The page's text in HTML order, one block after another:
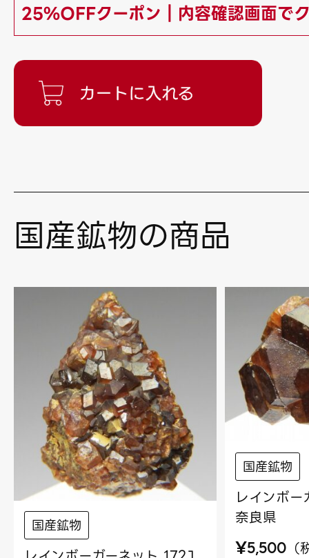
25%OFFクーポン｜内容確認画面で
国産鉱物の商品
国産鉱物
国産鉱物
レインボ
奈良県
¥5,500 （